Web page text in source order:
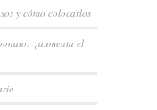
y cómo colocarlos
¿aumenta el